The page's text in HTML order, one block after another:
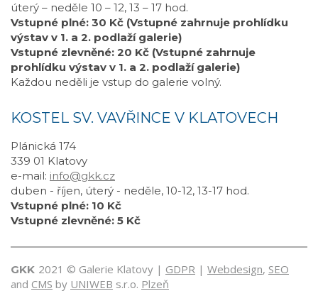
úterý – neděle 10 – 12, 13 – 17 hod.
Vstupné plné: 30 Kč (Vstupné zahrnuje prohlídku
výstav v 1. a 2. podlaží galerie)
Vstupné zlevněné: 20 Kč (Vstupné zahrnuje
prohlídku výstav v 1. a 2. podlaží galerie)
Každou neděli je vstup do galerie volný.
KOSTEL SV. VAVŘINCE V KLATOVECH
Plánická 174
339 01 Klatovy
e-mail: info@gkk.cz
duben - říjen, úterý - neděle, 10-12, 13-17 hod.
Vstupné plné: 10 Kč
Vstupné zlevněné: 5 Kč
GKK 2021 © Galerie Klatovy | GDPR | Webdesign, SEO
and CMS by UNIWEB s.r.o. Plzeň